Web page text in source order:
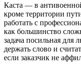
Каста — в
кроме территории
работать с
как большинство
задача посильная для
держать слово и
если заказчик не